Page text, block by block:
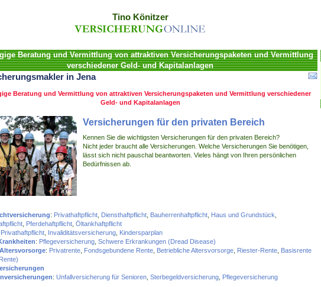
Tino Könitzer
Beratung und Vermittlung von attraktiven Versicherungspaketen und Vermittlung
verschiedener Geld- und Kapitalanlagen
in Jena
Beratung und Vermittlung von attraktiven Versicherungspaketen und Vermittlung verschiedener
Geld- und Kapitalanlagen
Versicherungen für den privaten Bereich
Kennen Sie die wichtigsten Versicherungen für den privaten Bereich?
Nicht jeder braucht alle Versicherungen. Welche Versicherungen Sie benötigen,
lässt sich nicht pauschal beantworten. Vieles hängt von Ihren persönlichen
Bedürfnissen ab.
: Privathaftpflicht Diensthaftpflicht Bauherrenhaftpflicht Haus und Grundstück
Pferdehaftpflicht Öltankhaftpflicht
Privathaftpflicht Invaliditätsversicherung Kindersparplan
: Pflegeversicherung Schwere Erkrankungen (Dread Disease)
: Privatrente Fondsgebundene Rente Betriebliche Altersvorsorge Riester-Rente Basisrente
: Unfallversicherung für Senioren Sterbegeldversicherung Pflegeversicherung